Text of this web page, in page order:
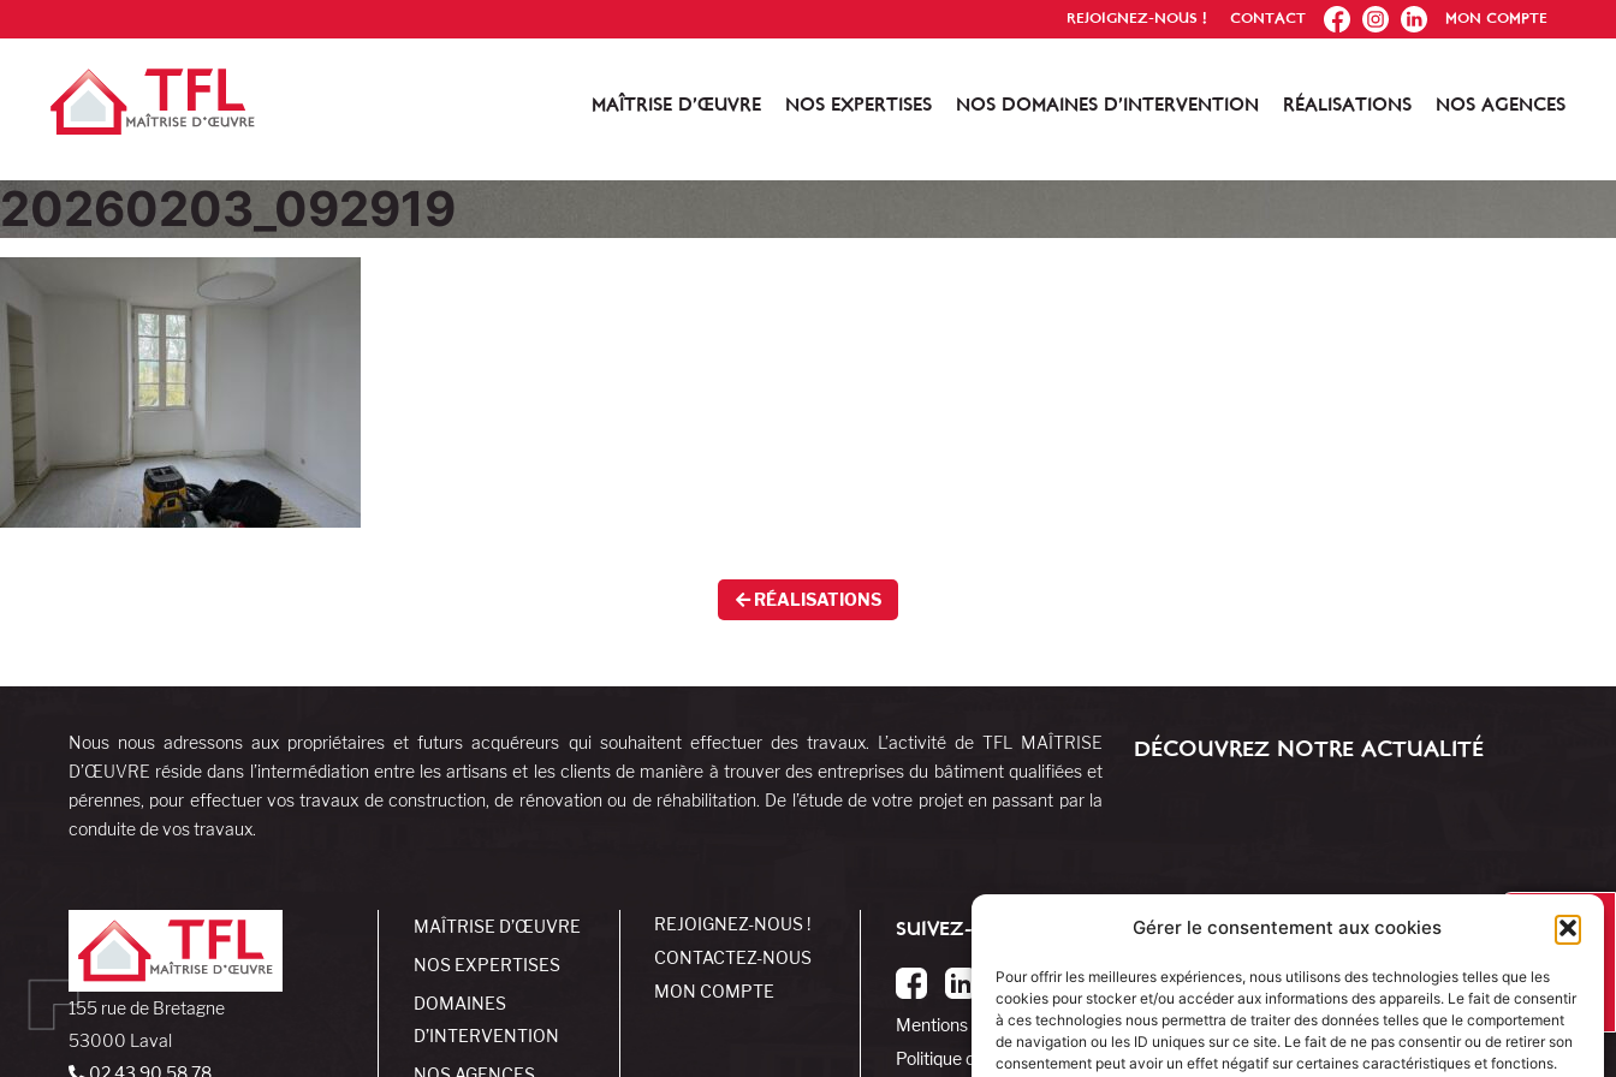
Gérer le consentement aux cookies
Pour offrir les meilleures expériences, nous utilisons des technologies telles que les
cookies pour stocker et/ou accéder aux informations des appareils. Le fait de consentir
à ces technologies nous permettra de traiter des données telles que le comportement
de navigation ou les ID uniques sur ce site. Le fait de ne pas consentir ou de retirer son
consentement peut avoir un effet négatif sur certaines caractéristiques et fonctions.
REJOIGNEZ-NOUS ! CONTACT FB IG IN MON COMPTE
MAÎTRISE D’ŒUVRE NOS EXPERTISES NOS DOMAINES D’INTERVENTION RÉALISATIONS NOS AGENCES
20260203_092919
RÉALISATIONS
Nous nous adressons aux propriétaires et futurs acquéreurs qui souhaitent effectuer des travaux. L’activité de TFL MAÎTRISE
D’ŒUVRE réside dans l’intermédiation entre les artisans et les clients de manière à trouver des entreprises du bâtiment qualifiées et
pérennes, pour effectuer vos travaux de construction, de rénovation ou de réhabilitation. De l’étude de votre projet en passant par la
conduite de vos travaux.
155 rue de Bretagne
53000 Laval
MAÎTRISE D’ŒUVRE
NOS EXPERTISES
DOMAINES
D’INTERVENTION
REJOIGNEZ-NOUS !
CONTACTEZ-NOUS
MON COMPTE
SUIVEZ-NOUS !
Mentions légales
Politique de cookies
DÉCOUVREZ NOTRE ACTUALITÉ
J’AI UN
PROJET